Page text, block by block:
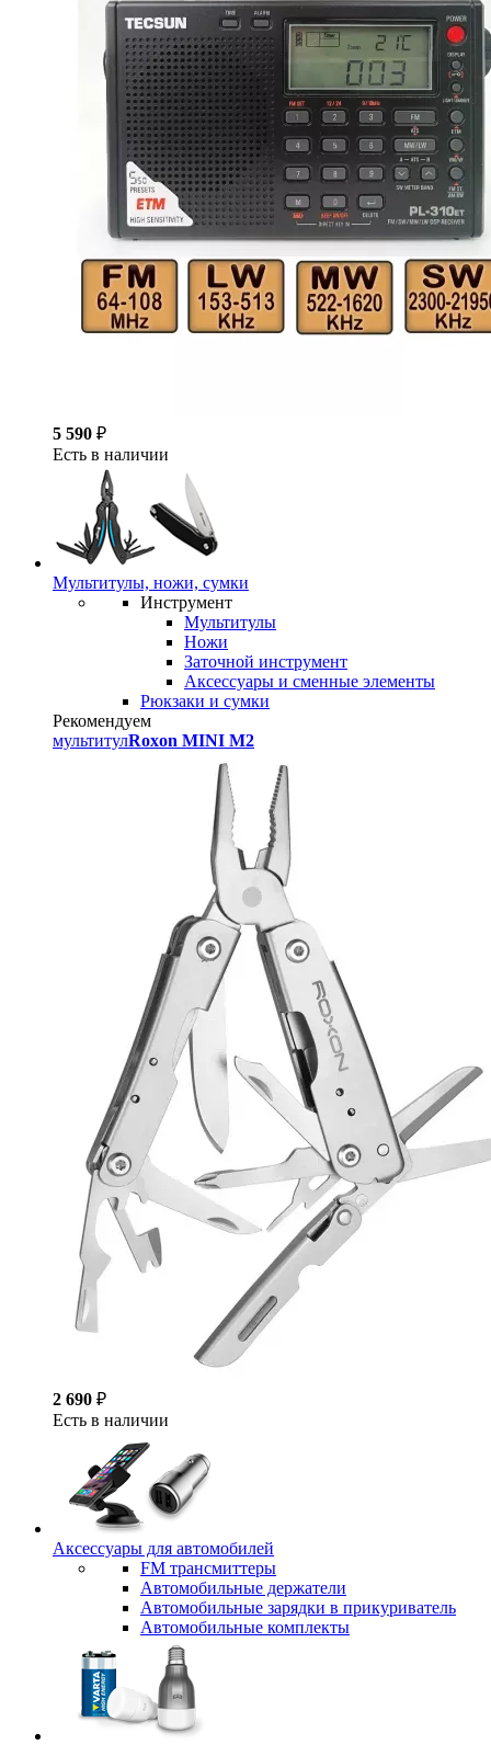
5 590 ₽
Есть в наличии
Мультитулы, ножи, сумки
Инструмент
Мультитулы
Ножи
Заточной инструмент
Аксессуары и сменные элементы
Рюкзаки и сумки
Рекомендуем
мультитулRoxon MINI M2
2 690 ₽
Есть в наличии
Аксессуары для автомобилей
FM трансмиттеры
Автомобильные держатели
Автомобильные зарядки в прикуриватель
Автомобильные комплекты